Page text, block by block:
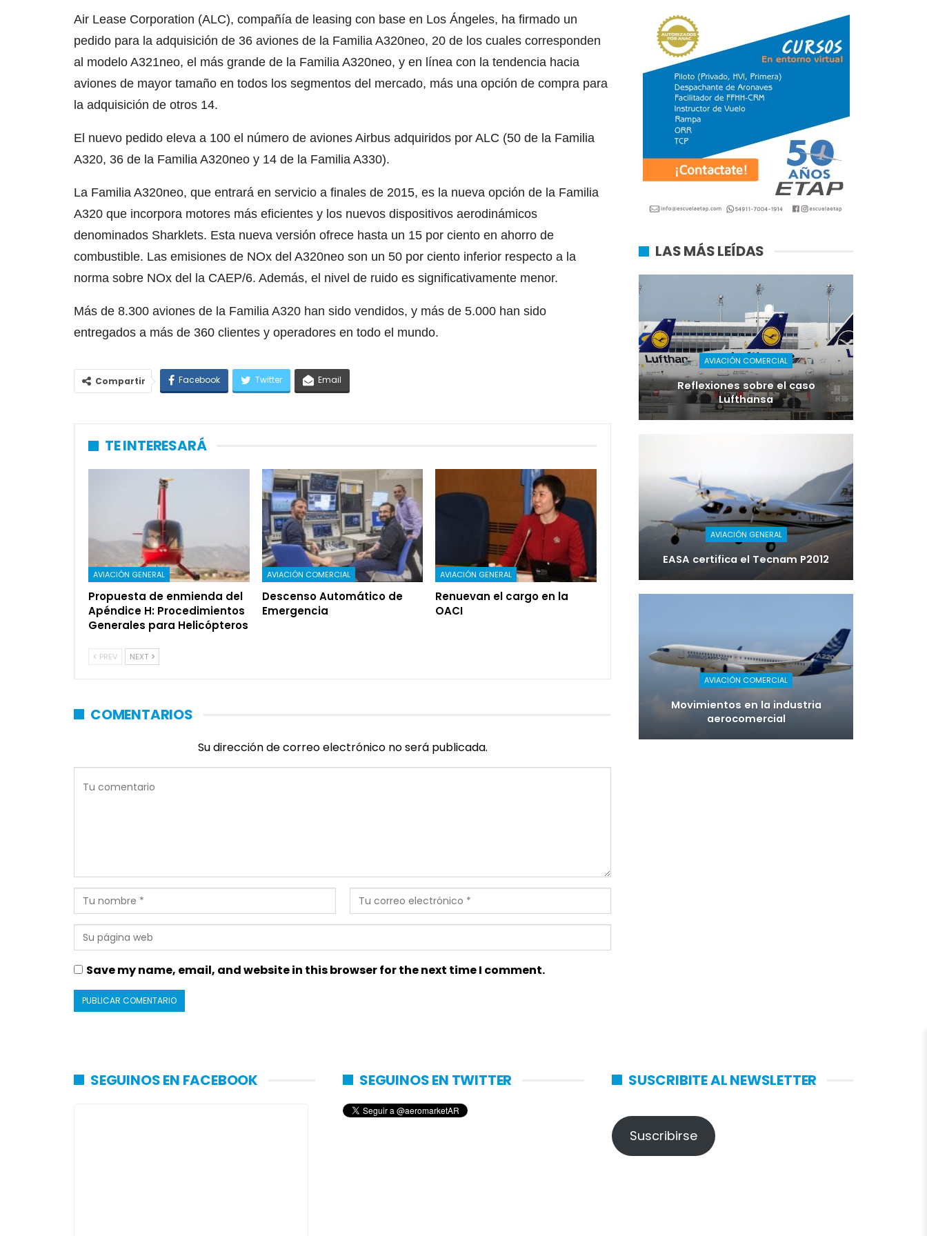
Air Lease Corporation (ALC), compañía de leasing con base en Los Ángeles, ha firmado un
pedido para la adquisición de 36 aviones de la Familia A320neo, 20 de los cuales corresponden
al modelo A321neo, el más grande de la Familia A320neo, y en línea con la tendencia hacia
aviones de mayor tamaño en todos los segmentos del mercado, más una opción de compra para
la adquisición de otros 14.
El nuevo pedido eleva a 100 el número de aviones Airbus adquiridos por ALC (50 de la Familia
A320, 36 de la Familia A320neo y 14 de la Familia A330).
La Familia A320neo, que entrará en servicio a finales de 2015, es la nueva opción de la Familia
A320 que incorpora motores más eficientes y los nuevos dispositivos aerodinámicos
denominados Sharklets. Esta nueva versión ofrece hasta un 15 por ciento en ahorro de
combustible. Las emisiones de NOx del A320neo son un 50 por ciento inferior respecto a la
norma sobre NOx del la CAEP/6. Además, el nivel de ruido es significativamente menor.
Más de 8.300 aviones de la Familia A320 han sido vendidos, y más de 5.000 han sido
entregados a más de 360 clientes y operadores en todo el mundo.
Compartir Facebook Twitter Email
TE INTERESARÁ
AVIACIÓN GENERAL
Propuesta de enmienda del
Apéndice H: Procedimientos
Generales para Helicópteros
AVIACIÓN COMERCIAL
Descenso Automático de
Emergencia
AVIACIÓN GENERAL
Renuevan el cargo en la
OACI
PREV NEXT
COMENTARIOS
Su dirección de correo electrónico no será publicada.
Save my name, email, and website in this browser for the next time I comment.
LAS MÁS LEÍDAS
AVIACIÓN COMERCIAL
Reflexiones sobre el caso
Lufthansa
AVIACIÓN GENERAL
EASA certifica el Tecnam P2012
AVIACIÓN COMERCIAL
Movimientos en la industria
aerocomercial
SEGUINOS EN FACEBOOK SEGUINOS EN TWITTER SUSCRIBITE AL NEWSLETTER
Suscribirse